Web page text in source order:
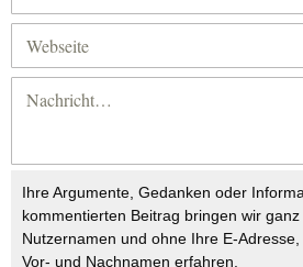
Ihre Argumente, Gedanken oder
kommentierten Beitrag bringen wir
Nutzernamen und ohne Ihre E-
Vor- und Nachnamen erfahren.